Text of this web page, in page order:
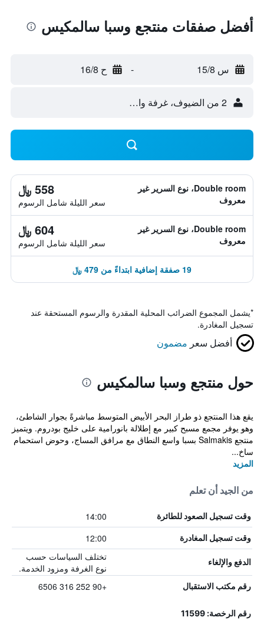
أفضل صفقات منتجع وسبا سالمكيس
س 15/8 - ح 16/8
2 من الضيوف، غرفة واحدة
Double room، نوع السرير غير
معروف
558 ﷼
سعر الليلة شامل الرسوم
Double room، نوع السرير غير
معروف
604 ﷼
سعر الليلة شامل الرسوم
19 صفقة إضافية ابتداءً من 479 ﷼
*يشمل المجموع الضرائب المحلية المقدرة والرسوم المستحقة عند
تسجيل المغادرة.
أفضل سعر مضمون
حول منتجع وسبا سالمكيس
يقع هذا المنتجع ذو طراز البحر الأبيض المتوسط مباشرةً بجوار الشاطئ،
وهو يوفر مجمع مسبح كبير مع إطلالة بانورامية على خليج بودروم. ويتميز
منتجع Salmakis بسبا واسع النطاق مع مرافق المساج، وحوض استحمام
ساخ...
المزيد
من الجيد أن تعلم
وقت تسجيل الصعود للطائرة 14:00
وقت تسجيل المغادرة 12:00
الدفع والإلغاء
تختلف السياسات حسب
نوع الغرفة ومزود الخدمة.
رقم مكتب الاستقبال +90 252 316 6506
رقم الرخصة: 11599